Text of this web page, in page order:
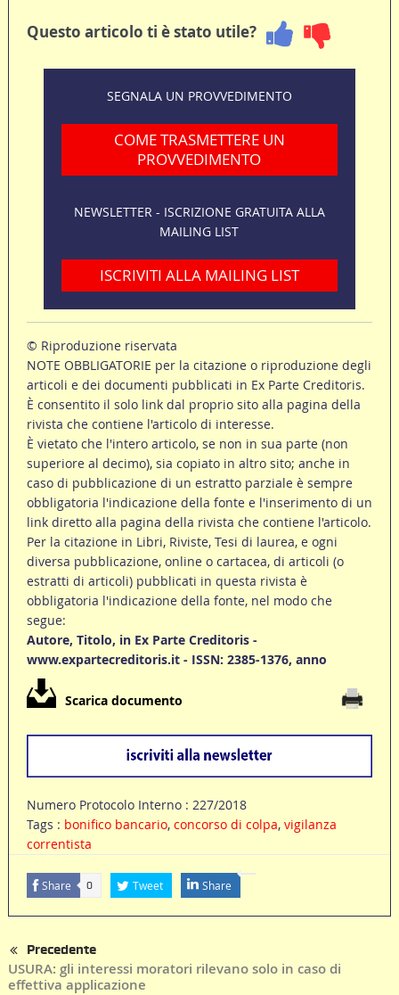
Questo articolo ti è stato utile?
SEGNALA UN PROVVEDIMENTO
COME TRASMETTERE UN
PROVVEDIMENTO
NEWSLETTER - ISCRIZIONE GRATUITA ALLA
MAILING LIST
ISCRIVITI ALLA MAILING LIST
© Riproduzione riservata
NOTE OBBLIGATORIE per la citazione o riproduzione degli
articoli e dei documenti pubblicati in Ex Parte Creditoris.
È consentito il solo link dal proprio sito alla pagina della
rivista che contiene l'articolo di interesse.
È vietato che l'intero articolo, se non in sua parte (non
superiore al decimo), sia copiato in altro sito; anche in
caso di pubblicazione di un estratto parziale è sempre
obbligatoria l'indicazione della fonte e l'inserimento di un
link diretto alla pagina della rivista che contiene l'articolo.
Per la citazione in Libri, Riviste, Tesi di laurea, e ogni
diversa pubblicazione, online o cartacea, di articoli (o
estratti di articoli) pubblicati in questa rivista è
obbligatoria l'indicazione della fonte, nel modo che
segue:
Autore, Titolo, in Ex Parte Creditoris -
www.expartecreditoris.it - ISSN: 2385-1376, anno
Scarica documento
Numero Protocolo Interno : 227/2018
Tags : bonifico bancario, concorso di colpa, vigilanza
correntista
Share 0 Tweet Share
Precedente
USURA: gli interessi moratori rilevano solo in caso di
effettiva applicazione